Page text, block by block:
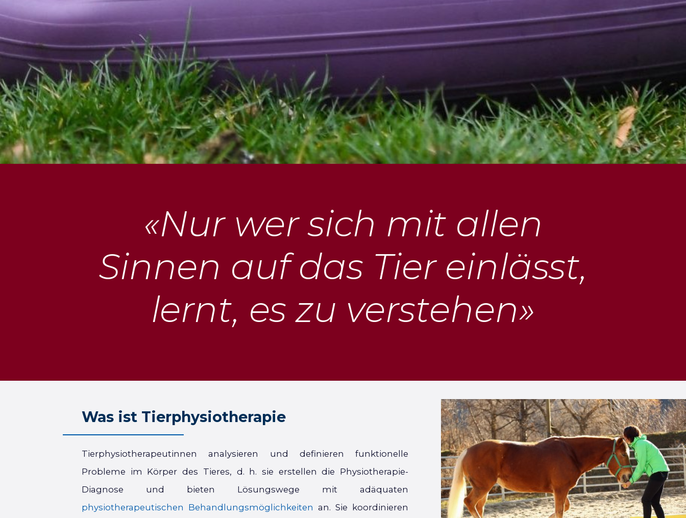
«Nur wer sich mit allen
Sinnen­ auf das Tier einlässt,
lernt, es zu verstehen»
Was ist Tier­physio­therapie
Tierphysiotherapeutinnen analysieren und definieren funktionelle
Probleme im Körper des Tieres, d. h. sie erstellen die Physiotherapie-
Diagnose und bieten Lösungswege mit adäquaten
physiotherapeutischen Behandlungsmöglichkeiten an. Sie koordinieren